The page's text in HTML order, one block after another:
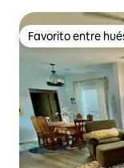
Favorito entre
Favorito entre